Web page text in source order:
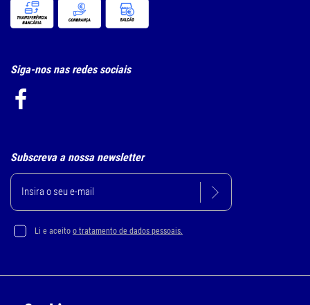
Siga-nos nas redes sociais
Subscreva a nossa newsletter
Li e aceito o tratamento de dados pessoais.